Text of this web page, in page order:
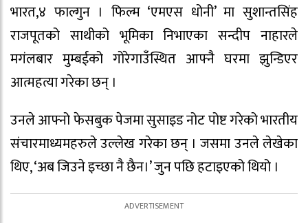
भारत,४ फाल्गुन । फिल्म ‘एमएस धोनी’ मा सुशान्तसिंह
राजपूतको साथीको भूमिका निभाएका सन्दीप नाहारले
मगंलबार मुम्बईको गोरेगाउँस्थित आफ्नै घरमा झुन्डिएर
आत्महत्या गरेका छन् ।
उनले आफ्नो फेसबुक पेजमा सुसाइड नोट पोष्ट गरेको भारतीय
संचारमाध्यमहरुले उल्लेख गरेका छन् । जसमा उनले लेखेका
थिए, ‘अब जिउने इच्छा नै छैन।’ जुन पछि हटाइएको थियो ।